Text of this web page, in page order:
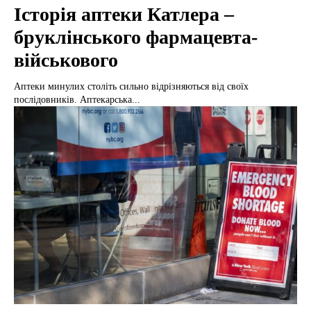
Історія аптеки Катлера –
бруклінського фармацевта-
військового
Аптеки минулих століть сильно відрізняються від своїх
послідовників. Аптекарська...